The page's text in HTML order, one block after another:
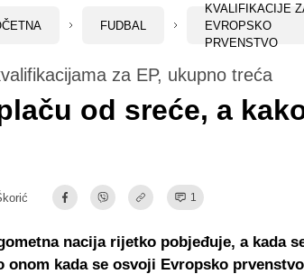
FUDBAL
KVALIFIKACIJE
EVROPSKO
PRVENSTVO
za EP, ukupno treća
od sreće, a
1
nacija rijetko pobjeđuje, a kada
onom kada se osvoji Evropsko